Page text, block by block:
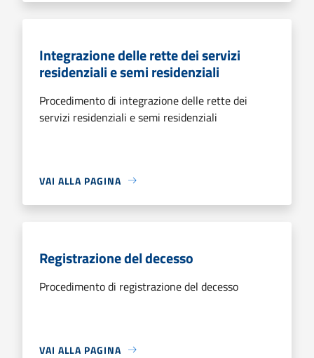
Integrazione delle rette dei servizi
residenziali e semi residenziali
Procedimento di integrazione delle rette dei
servizi residenziali e semi residenziali
VAI ALLA PAGINA
Registrazione del decesso
Procedimento di registrazione del decesso
VAI ALLA PAGINA